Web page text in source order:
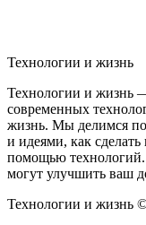
Технологии и жизнь
Технологии и жизнь
современных
жизнь. Мы делимся
и идеями, как
помощью технологий.
могут улучшить ваш
Технологии и жизнь